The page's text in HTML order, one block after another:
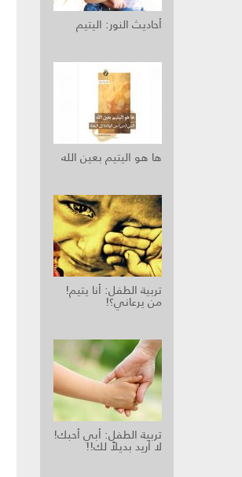
أحاديث النور: اليتيم
ها هو اليتيم بعين الله
تربية الطفل‏: أنا يتيم!
من يرعاني؟!
تربية الطفل‏: أبي أحبك!
لا أريد بديلاً لك!!